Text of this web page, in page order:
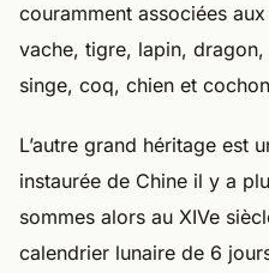
couramment associées
vache, tigre, lapin,
singe, coq, chien et
L’autre grand héritage est
instaurée de Chine il y a
sommes alors au XIVe
calendrier lunaire de 6